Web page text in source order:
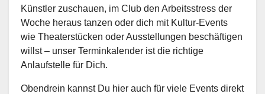
Künstler zuschauen, im Club den Arbeitsstress der
Woche heraus tanzen oder dich mit Kultur-Events
wie Theaterstücken oder Ausstellungen beschäftigen
willst – unser Terminkalender ist die richtige
Anlaufstelle für Dich.
Obendrein kannst Du hier auch für viele Events direkt